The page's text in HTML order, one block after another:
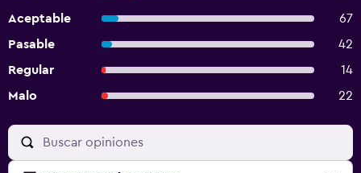
Aceptable
67
Pasable
42
Regular
14
Malo
22